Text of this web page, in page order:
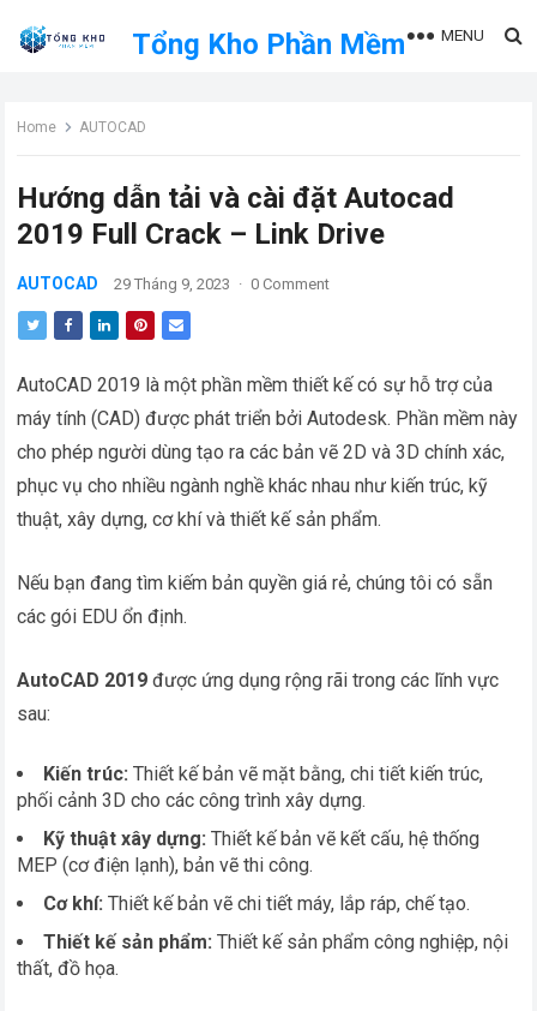
Tổng Kho Phần Mềm MENU
Home AUTOCAD
Hướng dẫn tải và cài đặt Autocad
2019 Full Crack – Link Drive
AUTOCAD 29 Tháng 9, 2023 · 0 Comment
AutoCAD 2019 là một phần mềm thiết kế có sự hỗ trợ của
máy tính (CAD) được phát triển bởi Autodesk. Phần mềm này
cho phép người dùng tạo ra các bản vẽ 2D và 3D chính xác,
phục vụ cho nhiều ngành nghề khác nhau như kiến trúc, kỹ
thuật, xây dựng, cơ khí và thiết kế sản phẩm.
Nếu bạn đang tìm kiếm bản quyền giá rẻ, chúng tôi có sẵn
các gói EDU ổn định.
AutoCAD 2019 được ứng dụng rộng rãi trong các lĩnh vực
sau:
Kiến trúc: Thiết kế bản vẽ mặt bằng, chi tiết kiến trúc,
phối cảnh 3D cho các công trình xây dựng.
Kỹ thuật xây dựng: Thiết kế bản vẽ kết cấu, hệ thống
MEP (cơ điện lạnh), bản vẽ thi công.
Cơ khí: Thiết kế bản vẽ chi tiết máy, lắp ráp, chế tạo.
Thiết kế sản phẩm: Thiết kế sản phẩm công nghiệp, nội
thất, đồ họa.